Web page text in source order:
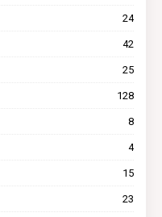
24
42
25
128
8
4
15
23